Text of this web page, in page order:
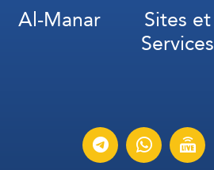
Al-Manar Sites et
Services